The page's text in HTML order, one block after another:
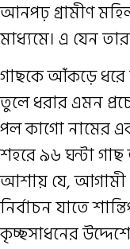
আনপঢ় গ্রামীণ
মাধ্যমে। এ যেন
গাছকে আঁকড়ে ধরে
তুলে ধরার এমন
পল কাগো নামের
শহরে ৯৬ ঘন্টা
আশায় যে, আগামী
নির্বাচন যাতে
কৃচ্ছসাধনের